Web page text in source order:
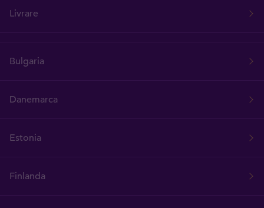
Livrare
Bulgaria
Danemarca
Estonia
Finlanda